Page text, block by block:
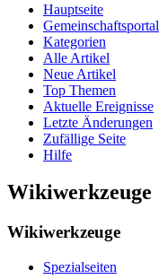
Hauptseite
Gemeinschaftsportal
Kategorien
Alle Artikel
Neue Artikel
Top Themen
Aktuelle Ereignisse
Letzte Änderungen
Zufällige Seite
Hilfe
Wikiwerkzeuge
Wikiwerkzeuge
Spezialseiten